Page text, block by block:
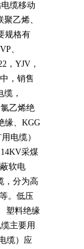
缆移动
聚乙烯、
规格有
、
， YJV ，
，销售
缆，
乙烯绝
缘、 KGG
电缆）
采煤
软电
，分为高
。低压
塑料绝缘
主要用
缆）应